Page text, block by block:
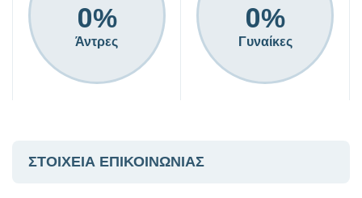
0%
Άντρες
0%
Γυναίκες
ΣΤΟΙΧΕΙΑ ΕΠΙΚΟΙΝΩΝΙΑΣ